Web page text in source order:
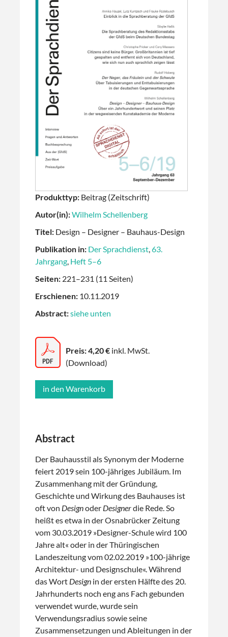
Produkttyp: Beitrag (Zeitschrift)
Autor(in):Wilhelm Schellenberg
Titel: Design – Designer – Bauhaus-Design
Publikation in: Der Sprachdienst,63.
Jahrgang, Heft 5–6
Seiten: 221–231 (11 Seiten)
Erschienen: 10.11.2019
Abstract:siehe unten
Preis: 4,20 € inkl. MwSt.
(Download)
Abstract
Der Bauhausstil als Synonym der Moderne
feiert 2019 sein 100-jähriges Jubiläum. Im
Zusammenhang mit der Gründung,
Geschichte und Wirkung des Bauhauses ist
oft von Designoder Designerdie Rede. So
heißt es etwa in der Osnabrücker Zeitung
vom 30.03.2019 »Designer-Schule wird 100
Jahre alt« oder in der Thüringischen
Landeszeitung vom 02.02.2019 »100-jährige
Architektur- und Designschule«. Während
das Wort Design in der ersten Hälfte des 20.
Jahrhunderts noch eng ans Fach gebunden
verwendet wurde, wurde sein
Verwendungsradius sowie seine
Zusammensetzungen und Ableitungen in der